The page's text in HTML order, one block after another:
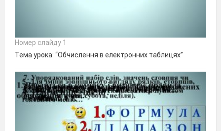
Номер слайду 1
Тема урока: “Обчислення в електронних таблицях”